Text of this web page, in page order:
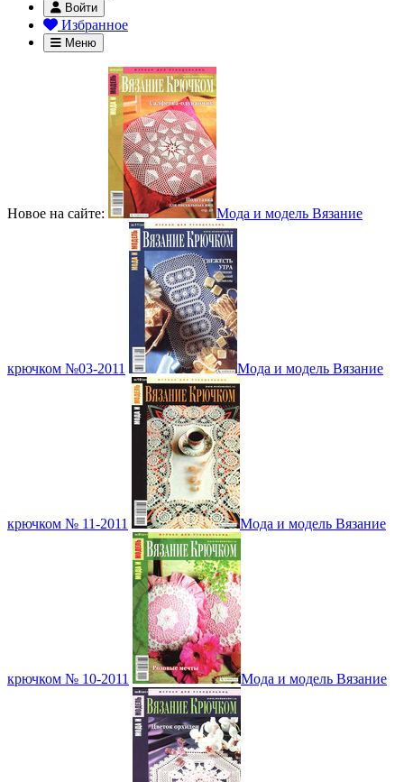
Войти
Избранное
Меню
Новое на сайте: Мода и модель Вязание
крючком №03-2011 Мода и модель Вязание
крючком № 11-2011 Мода и модель Вязание
крючком № 10-2011 Мода и модель Вязание